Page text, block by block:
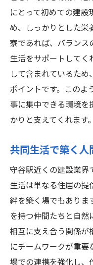
にとって初めての建
め、しっかりとした栄
寮であれば、バランス
生活をサポートしてく
して含まれているた
ポイントです。この
事に集中できる環境
かりと支えてくれます。
共同生活で築く
守谷駅近くの建設業界
生活は単なる住居の
絆を築く場でもありま
を持つ仲間たちと自然
相互に支え合う関係が
にチームワークが重